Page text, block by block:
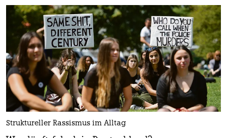
Struktureller Rassismus im Alltag